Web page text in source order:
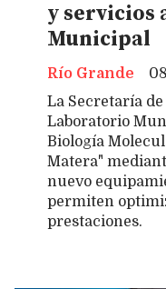
y servicios
Municipal
Río Grande
La Secretaría
Laboratorio
Biología
Matera"
nuevo
permiten
prestaciones.